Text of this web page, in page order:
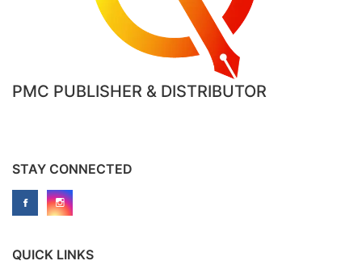
PMC PUBLISHER & DISTRIBUTOR
STAY CONNECTED
QUICK LINKS